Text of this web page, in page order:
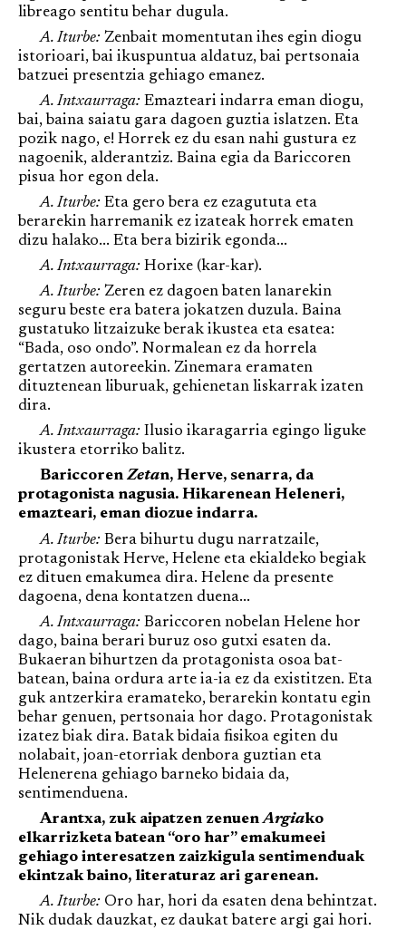
libreago sentitu behar dugula.
A. Iturbe: Zenbait momentutan ihes egin diogu
istorioari, bai ikuspuntua aldatuz, bai pertsonaia
batzuei presentzia gehiago emanez.
A. Intxaurraga: Emazteari indarra eman diogu,
bai, baina saiatu gara dagoen guztia islatzen. Eta
pozik nago, e! Horrek ez du esan nahi gustura ez
nagoenik, alderantziz. Baina egia da Bariccoren
pisua hor egon dela.
A. Iturbe: Eta gero bera ez ezagututa eta
berarekin harremanik ez izateak horrek ematen
dizu halako... Eta bera bizirik egonda...
A. Intxaurraga: Horixe (kar-kar).
A. Iturbe: Zeren ez dagoen baten lanarekin
seguru beste era batera jokatzen duzula. Baina
gustatuko litzaizuke berak ikustea eta esatea:
“Bada, oso ondo”. Normalean ez da horrela
gertatzen autoreekin. Zinemara eramaten
dituztenean liburuak, gehienetan liskarrak izaten
dira.
A. Intxaurraga: Ilusio ikaragarria egingo liguke
ikustera etorriko balitz.
Bariccoren Zetan, Herve, senarra, da
protagonista nagusia. Hikarenean Heleneri,
emazteari, eman diozue indarra.
A. Iturbe: Bera bihurtu dugu narratzaile,
protagonistak Herve, Helene eta ekialdeko begiak
ez dituen emakumea dira. Helene da presente
dagoena, dena kontatzen duena...
A. Intxaurraga: Bariccoren nobelan Helene hor
dago, baina berari buruz oso gutxi esaten da.
Bukaeran bihurtzen da protagonista osoa bat-
batean, baina ordura arte ia-ia ez da existitzen. Eta
guk antzerkira eramateko, berarekin kontatu egin
behar genuen, pertsonaia hor dago. Protagonistak
izatez biak dira. Batak bidaia fisikoa egiten du
nolabait, joan-etorriak denbora guztian eta
Helenerena gehiago barneko bidaia da,
sentimenduena.
Arantxa, zuk aipatzen zenuenArgiako
elkarrizketa batean “oro har” emakumeei
gehiago interesatzen zaizkigula sentimenduak
ekintzak baino, literaturaz ari garenean.
A. Iturbe: Oro har, hori da esaten dena behintzat.
Nik dudak dauzkat, ez daukat batere argi gai hori.